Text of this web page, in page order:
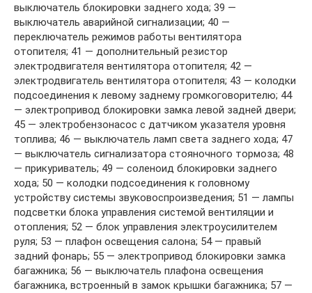
выключатель блокировки заднего хода; 39 —
выключатель аварийной сигнализации; 40 —
переключатель режимов работы вентилятора
отопителя; 41 — дополнительный резистор
электродвигателя вентилятора отопителя; 42 —
электродвигатель вентилятора отопителя; 43 — колодки
подсоединения к левому заднему громкоговорителю; 44
— электропривод блокировки замка левой задней двери;
45 — электробензонасос с датчиком указателя уровня
топлива; 46 — выключатель ламп света заднего хода; 47
— выключатель сигнализатора стояночного тормоза; 48
— прикуриватель; 49 — соленоид блокировки заднего
хода; 50 — колодки подсоединения к головному
устройству системы звуковоспроизведения; 51 — лампы
подсветки блока управления системой вентиляции и
отопления; 52 — блок управления электроусилителем
руля; 53 — плафон освещения салона; 54 — правый
задний фонарь; 55 — электропривод блокировки замка
багажника; 56 — выключатель плафона освещения
багажника, встроенный в замок крышки багажника; 57 —